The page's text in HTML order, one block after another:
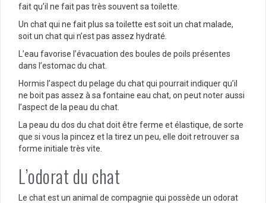
fait qu’il ne fait pas très souvent sa toilette.
Un chat qui ne fait plus sa toilette est soit un chat malade,
soit un chat qui n’est pas assez hydraté.
L’eau favorise l’évacuation des boules de poils présentes
dans l’estomac du chat.
Hormis l’aspect du pelage du chat qui pourrait indiquer qu’il
ne boit pas assez à sa fontaine eau chat, on peut noter aussi
l’aspect de la peau du chat.
La peau du dos du chat doit être ferme et élastique, de sorte
que si vous la pincez et la tirez un peu, elle doit retrouver sa
forme initiale très vite.
L’odorat du chat
Le chat est un animal de compagnie qui possède un odorat